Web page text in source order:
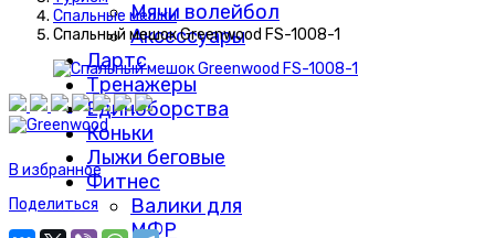
Мячи волейбол
Аксессуары
Дартс
Тренажеры
Единоборства
Коньки
Лыжи беговые
Фитнес
Валики для
МФР
Спальные мешки
Спальный мешок Greenwood FS-1008-1
В избранное
Поделиться